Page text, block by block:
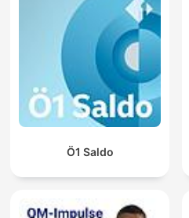
Ö1 Saldo